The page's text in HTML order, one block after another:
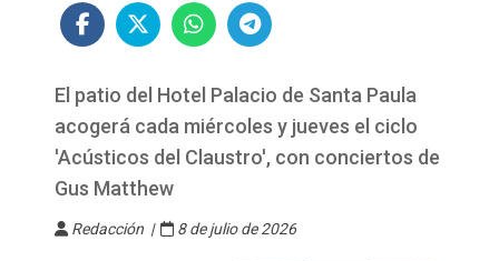
El patio del Hotel Palacio de Santa Paula
acogerá cada miércoles y jueves el ciclo
'Acústicos del Claustro', con conciertos de
Gus Matthew
Redacción | 8 de julio de 2026